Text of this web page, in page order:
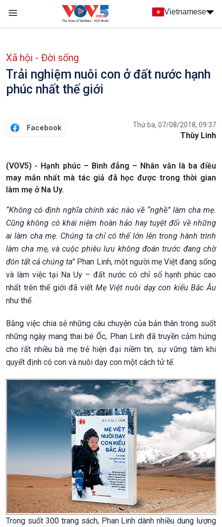
Nhảy đến nội dung
Vietnamese
Xã hội - Đời sống
Trải nghiệm nuôi con ở đất nước hạnh
phúc nhất thế giới
Facebook Thứ ba, 07/08/2018, 09:37
Thùy Linh
(VOV5) - Hạnh phúc – Bình đẳng – Nhân văn là ba điều
may mắn nhất mà tác giả đã học được trong thời gian
làm mẹ ở Na Uy.
“Không có định nghĩa chính xác nào về “nghề” làm cha mẹ.
Cũng không có khái niệm hoàn hảo hay tuyệt đối về những
ai làm cha mẹ. Chúng ta chỉ có thể lớn lên trong hành trình
làm cha mẹ, và cuộc phiêu lưu không đoán trước đang chờ
đón tất cả chúng ta” Phan Linh, một người mẹ Việt đang sống
và làm việc tại Na Uy – đất nước có chỉ số hạnh phúc cao
nhất trên thế giới đã viết Mẹ Việt nuôi dạy con kiểu Bắc Âu
như thế.
Bằng việc chia sẻ những câu chuyện của bản thân trong suốt
những ngày mang thai bé Ốc, Phan Linh đã truyền cảm hứng
cho rất nhiều bà mẹ trẻ hiện đại niềm tin, sự vững tâm khi
quyết định có con và nuôi dạy con một cách tử tế.
Trong suốt 300 trang sách, Phan Linh dành nhiều dung lượng